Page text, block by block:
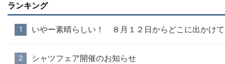
ランキング
いやー素晴らしい！ ８月１２日からどこに出かけ
シャツフェア開催のお知らせ